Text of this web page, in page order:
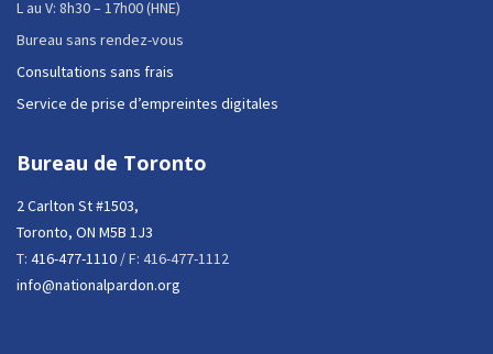
L au V: 8h30 – 17h00 (HNE)
Bureau sans rendez-vous
Consultations sans frais
Service de prise d’empreintes digitales
Bureau de Toronto
2 Carlton St #1503,
Toronto, ON M5B 1J3
T: 416-477-1110 / F: 416-477-1112
info@nationalpardon.org